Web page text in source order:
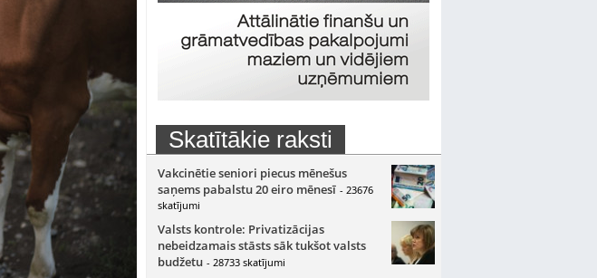
Skatītākie raksti
Vakcinētie seniori piecus mēnešus
saņems pabalstu 20 eiro mēnesī - 23676
skatījumi
Valsts kontrole: Privatizācijas
nebeidzamais stāsts sāk tukšot valsts
budžetu - 28733 skatījumi